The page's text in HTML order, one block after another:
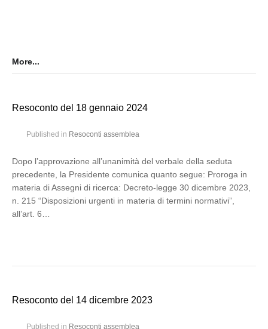
More...
Resoconto del 18 gennaio 2024
Published in Resoconti assemblea
Dopo l’approvazione all’unanimità del verbale della seduta
precedente, la Presidente comunica quanto segue: Proroga in
materia di Assegni di ricerca: Decreto-legge 30 dicembre 2023,
n. 215 “Disposizioni urgenti in materia di termini normativi”,
all’art. 6…
Resoconto del 14 dicembre 2023
Published in Resoconti assemblea